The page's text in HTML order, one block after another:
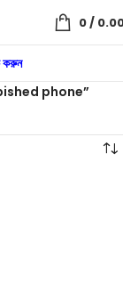
0/
করুন
phone”